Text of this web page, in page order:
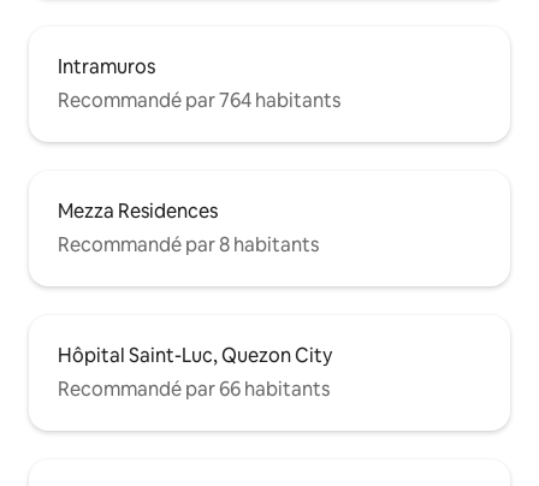
Intramuros
Recommandé par 764 habitants
Mezza Residences
Recommandé par 8 habitants
Hôpital Saint-Luc, Quezon City
Recommandé par 66 habitants